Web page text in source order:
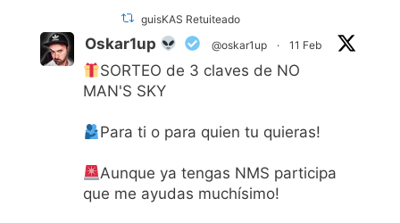
guisKAS Retuiteado
Oskar1up @oskar1up · 11 Feb
SORTEO de 3 claves de NO
MAN'S SKY
Para ti o para quien tu quieras!
Aunque ya tengas NMS participa
que me ayudas muchísimo!